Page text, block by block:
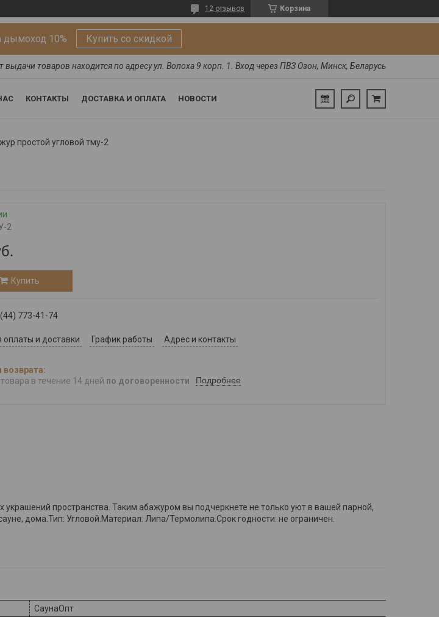
Корзина
12 отзывов
дымоход 10% Купить со скидкой
выдачи товаров находится по адресу ул. Волоха 9 корп. 1. Вход через ПВЗ Озон, Минск, Беларусь
КОНТАКТЫ ДОСТАВКА И ОПЛАТА НОВОСТИ
простой угловой тму-2
2
Купить
773-41-74
оплаты и доставки График работы Адрес и контакты
в течение 14 дней по договоренности Подробнее
пространства. Таким абажуром вы подчеркнете не только уют в вашей парной,
дома.Тип: Угловой.Материал: Липа/Термолипа.Срок годности: не ограничен.
СаунаОпт